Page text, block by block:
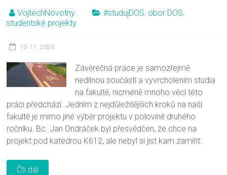
VojtechNovotny #studujDOS, obor DOS,
studentské projekty
10. 11. 2020
Závěrečná práce je samozřejmě
nedílnou součástí a vyvrcholením studia
na fakultě, nicméně mnoho věcí této
práci předchází. Jedním z nejdůležitějších kroků na naší
fakultě je mimo jiné výběr projektu v polovině druhého
ročníku. Bc. Jan Ondráček byl přesvědčen, že chce na
projekt pod katedrou K612, ale nebyl si jist kam zamířit.
Čti dál